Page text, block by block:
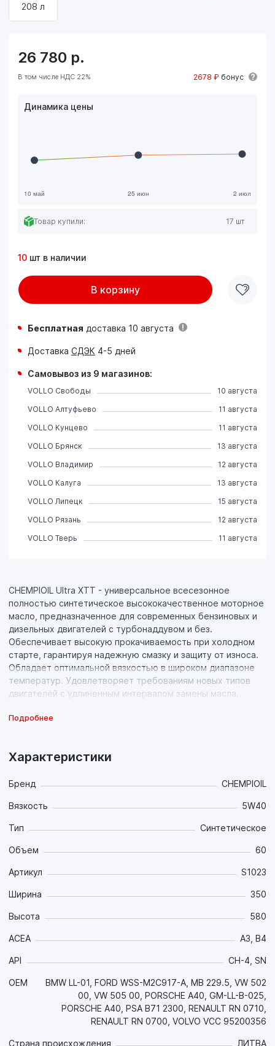
208 л
CHEMPIOIL Ultra XTT - универсальное всесезонное
полностью синтетическое высококачественное моторное
масло, предназначенное для современных бензиновых и
дизельных двигателей с турбонаддувом и без.
Обеспечивает высокую прокачиваемость при холодном
старте, гарантируя надежную смазку и защиту от износа.
Обладает оптимальной вязкостью в широком диапазоне
температур. Удовлетворяет требованиям новых типов
двигателей с удлиненным интервалом замены масла.
Подробнее
Характеристики
Бренд CHEMPIOIL
Вязкость 5W40
Тип Синтетическое
Объем 60
Артикул S1023
Ширина 350
Высота 580
ACEA A3, B4
API CH-4, SN
OEM
BMW LL-01, FORD WSS-M2C917-A, MB 229.5, VW 502
00, VW 505 00, PORSCHE A40, GM-LL-B-025,
PORSCHE A40, PSA B71 2300, RENAULT RN 0710,
RENAULT RN 0700, VOLVO VCC 95200356
Страна происхождения ЛИТВА
26 780 р.
В том числе НДС 22% 2678 ₽ бонус
Динамика цены
Товар купили: 17 шт
10 шт в наличии
В корзину
Бесплатная доставка 10 августа
Доставка СДЭК 4-5 дней
Самовывоз из 9 магазинов:
VOLLO Свободы
10 августа
VOLLO Алтуфьево
11 августа
VOLLO Кунцево
11 августа
VOLLO Брянск
13 августа
VOLLO Владимир
12 августа
VOLLO Калуга
13 августа
VOLLO Липецк
15 августа
VOLLO Рязань
12 августа
VOLLO Тверь
11 августа